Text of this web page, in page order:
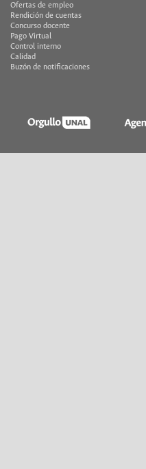
Ofertas de empleo
Rendición de cuentas
Concurso docente
Pago Virtual
Control interno
Calidad
Buzón de notificaciones